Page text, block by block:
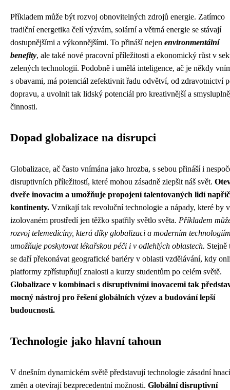
Příkladem může být rozvoj obnovitelných zdrojů energie. Zatímco
tradiční energetika čelí výzvám, solární a větrná energie se stávají
dostupnějšími a výkonnějšími. To přináší nejen environmentální
benefity, ale také nové pracovní příležitosti a ekonomický růst v
zelených technologií. Podobně i umělá inteligence, ač je někdy
s obavami, má potenciál zefektivnit řadu odvětví, od zdravotnictví
dopravu, a uvolnit tak lidský potenciál pro kreativnější a
činnosti.
Dopad globalizace na disrupci
Globalizace, ač často vnímána jako hrozba, s sebou přináší i
disruptivních příležitostí, které mohou zásadně zlepšit náš svět.
dveře inovacím a umožňuje propojení talentovaných lidí napříč
kontinenty. Vznikají tak revoluční technologie a nápady, které by v
izolovaném prostředí jen těžko spatřily světlo světa. Příkladem
rozvoj telemedicíny, která díky globalizaci a moderním
umožňuje poskytovat lékařskou péči i v odlehlých oblastech. Stejně
se daří překonávat geografické bariéry v oblasti vzdělávání, kdy
platformy zpřístupňují znalosti a kurzy studentům po celém světě.
Globalizace v kombinaci s disruptivními inovacemi tak
mocný nástroj pro řešení globálních výzev a budování lepší
budoucnosti.
Technologie jako hlavní tahoun
V dnešním dynamickém světě představují technologie zásadní
změn a otevírají bezprecedentní možnosti. Globální disruptivní